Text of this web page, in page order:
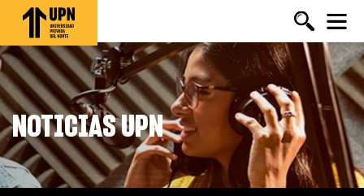
Pasar
contenido
principal
NOTICIAS UPN